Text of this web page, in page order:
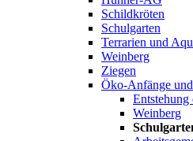
Schildkröten
Schulgarten
Terrarien und
Weinberg
Ziegen
Öko-Anfänge
Weinberg